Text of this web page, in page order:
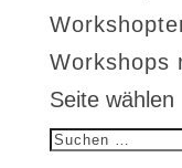
Workshops
Seite wählen